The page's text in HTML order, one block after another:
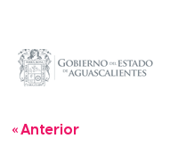
« Anterior